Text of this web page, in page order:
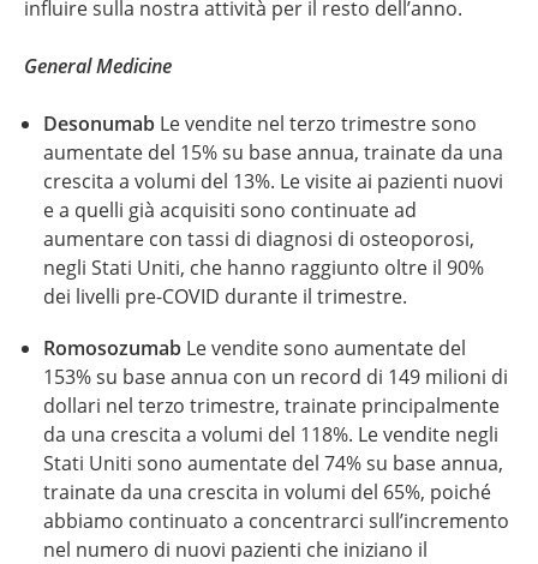
influire sulla nostra attività per il resto dell’anno.
General Medicine
Desonumab Le vendite nel terzo trimestre sono
aumentate del 15% su base annua, trainate da una
crescita a volumi del 13%. Le visite ai pazienti nuovi
e a quelli già acquisiti sono continuate ad
aumentare con tassi di diagnosi di osteoporosi,
negli Stati Uniti, che hanno raggiunto oltre il 90%
dei livelli pre-COVID durante il trimestre.
Romosozumab Le vendite sono aumentate del
153% su base annua con un record di 149 milioni di
dollari nel terzo trimestre, trainate principalmente
da una crescita a volumi del 118%. Le vendite negli
Stati Uniti sono aumentate del 74% su base annua,
trainate da una crescita in volumi del 65%, poiché
abbiamo continuato a concentrarci sull’incremento
nel numero di nuovi pazienti che iniziano il